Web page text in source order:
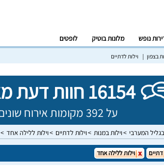
נופש מלונות בוטיק לופטים
בצפון וילות לדתיים
16154 חוות דעת מאומתות!
על 392 מקומות אירוח שונים בישראל
בגליל המערבי וילות במנות וילות לדתיים וילות ללילה אחד
דתיים וילות ללילה אחד